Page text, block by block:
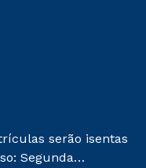
serão isentas
Segunda